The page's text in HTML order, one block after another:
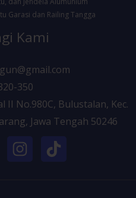
Garasi dan Railing Tangga
Kami
350
II No.980C, Bulustalan, Kec.
Jawa Tengah 50246